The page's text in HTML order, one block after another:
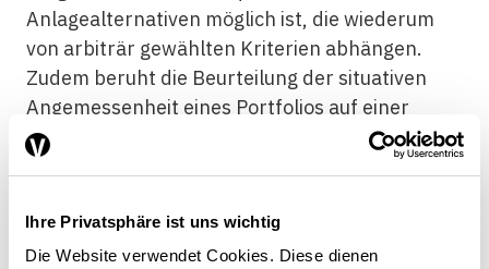
Ihre Privatsphäre ist uns wichtig
Die Website verwendet Cookies. Diese dienen
Anlagealternativen möglich ist, die wiederum
von arbiträr gewählten Kriterien abhängen.
Zudem beruht die Beurteilung der situativen
Angemessenheit eines Portfolios auf einer
Vielzahl individueller Aspekte und den
solche Einschätzung zusätzlich. Im Nachhinein
ist es deshalb für viele Kunden kaum